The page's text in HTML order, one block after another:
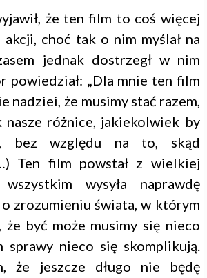
że ten film to coś więcej
choć tak o nim myślał na
jednak dostrzegł w nim
powiedział: „Dla mnie ten film
nadziei, że musimy stać razem,
nasze różnice, jakiekolwiek by
bez względu na to, skąd
Ten film powstał z wielkiej
wysyła naprawdę
zrozumieniu świata, w którym
być może musimy się nieco
sprawy nieco się skomplikują.
że jeszcze długo nie będę